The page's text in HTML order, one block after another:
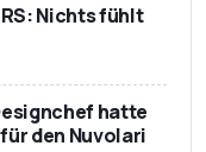
Nichts fühlt
hatte
den Nuvolari